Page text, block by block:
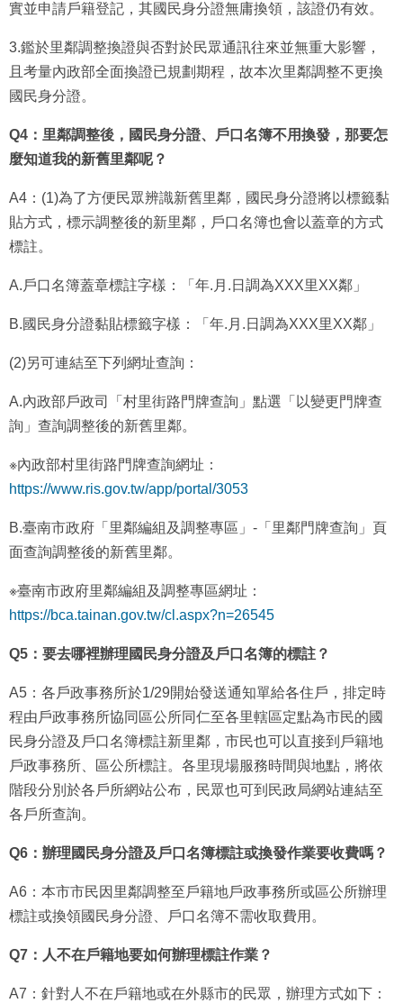
實並申請戶籍登記，其國民身分證無庸換領，該證仍有效。
3.鑑於里鄰調整換證與否對於民眾通訊往來並無重大影響，
且考量內政部全面換證已規劃期程，故本次里鄰調整不更換
國民身分證。
Q4：里鄰調整後，國民身分證、戶口名簿不用換發，那要怎
麼知道我的新舊里鄰呢？
A4：(1)為了方便民眾辨識新舊里鄰，國民身分證將以標籤黏
貼方式，標示調整後的新里鄰，戶口名簿也會以蓋章的方式
標註。
A.戶口名簿蓋章標註字樣：「年.月.日調為XXX里XX鄰」
B.國民身分證黏貼標籤字樣：「年.月.日調為XXX里XX鄰」
(2)另可連結至下列網址查詢：
A.內政部戶政司「村里街路門牌查詢」點選「以變更門牌查
詢」查詢調整後的新舊里鄰。
※內政部村里街路門牌查詢網址：
https://www.ris.gov.tw/app/portal/3053
B.臺南市政府「里鄰編組及調整專區」-「里鄰門牌查詢」頁
面查詢調整後的新舊里鄰。
※臺南市政府里鄰編組及調整專區網址：
https://bca.tainan.gov.tw/cl.aspx?n=26545
Q5：要去哪裡辦理國民身分證及戶口名簿的標註？
A5：各戶政事務所於1/29開始發送通知單給各住戶，排定時
程由戶政事務所協同區公所同仁至各里轄區定點為市民的國
民身分證及戶口名簿標註新里鄰，市民也可以直接到戶籍地
戶政事務所、區公所標註。各里現場服務時間與地點，將依
階段分別於各戶所網站公布，民眾也可到民政局網站連結至
各戶所查詢。
Q6：辦理國民身分證及戶口名簿標註或換發作業要收費嗎？
A6：本市市民因里鄰調整至戶籍地戶政事務所或區公所辦理
標註或換領國民身分證、戶口名簿不需收取費用。
Q7：人不在戶籍地要如何辦理標註作業？
A7：針對人不在戶籍地或在外縣市的民眾，辦理方式如下：